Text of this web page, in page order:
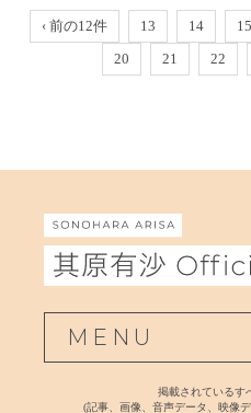
‹ 前の12件 13 14 15
20
21 22
MENU
掲載されているす
(記事、画像、音声データ、映像